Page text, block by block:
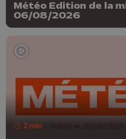
Météo Edition de la
06/08/2026
2 min